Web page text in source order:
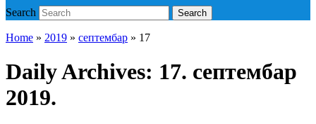
Search Search
Home » 2019 » септембар » 17
Daily Archives: 17. септембар
2019.